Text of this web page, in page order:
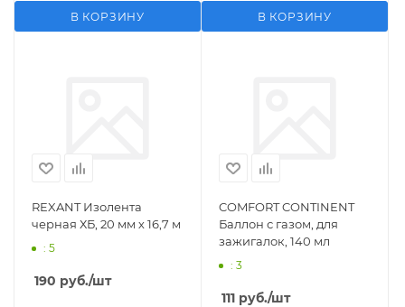
В КОРЗИНУ В КОРЗИНУ
REXANT Изолента
черная ХБ, 20 мм х 16,7 м
: 5
190 руб./шт
COMFORT CONTINENT
Баллон с газом, для
зажигалок, 140 мл
: 3
111 руб./шт